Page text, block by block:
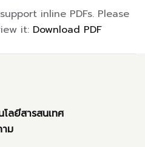
inline PDFs. Please
it: Download PDF
โลยีสารสนเทศ
ม